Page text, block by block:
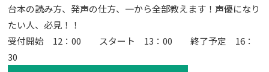
台本の読み方、発声の仕方、一から全部教えます！声優になり
たい人、必見！！
受付開始 12：00 スタート 13：00 終了予定 16：
30